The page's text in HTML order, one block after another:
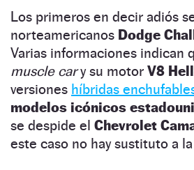
Los primeros en decir adiós
norteamericanos Dodge
Varias informaciones indican
muscle cary su motor V8
versiones híbridas
modelos icónicos
se despide el Chevrolet
este caso no hay sustituto a